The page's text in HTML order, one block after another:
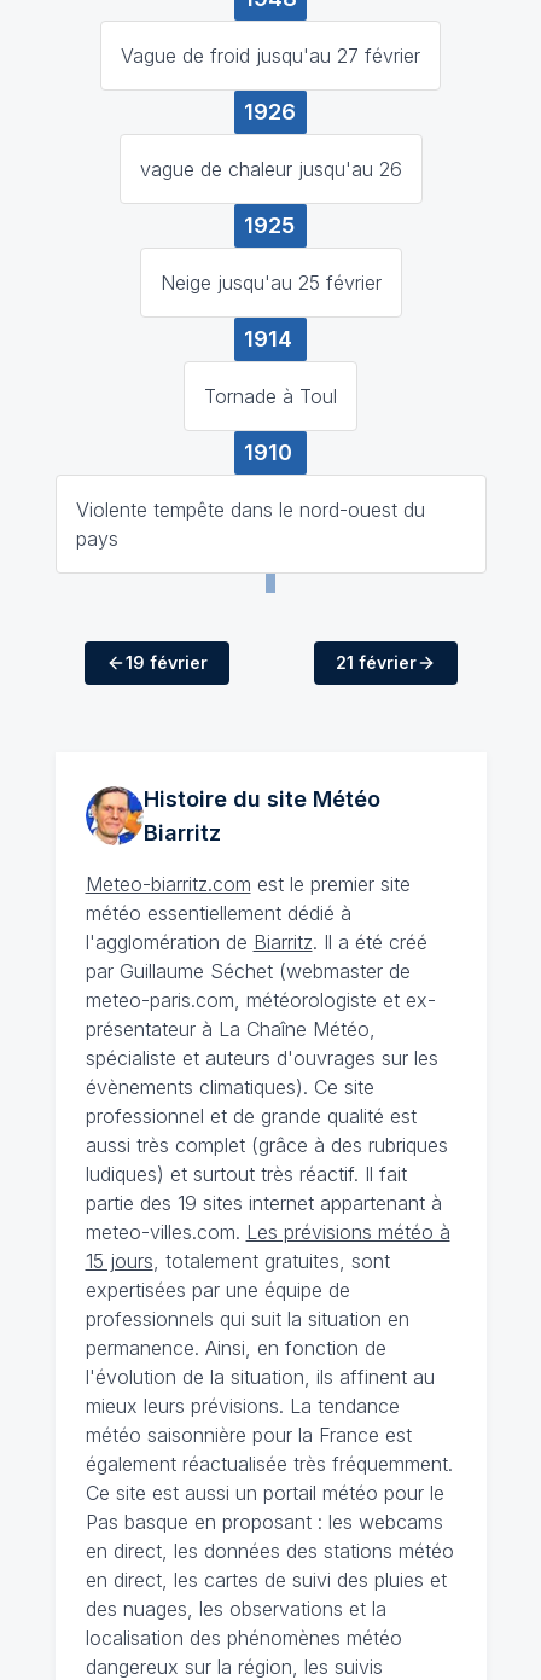
Vague de froid jusqu'au 27 février
1926
vague de chaleur jusqu'au 26
1925
Neige jusqu'au 25 février
1914
Tornade à Toul
1910
Violente tempête dans le nord-ouest du
pays
19 février 21 février
Histoire du site Météo
Biarritz
Meteo-biarritz.com est le premier site
météo essentiellement dédié à
l'agglomération de Biarritz. Il a été créé
par Guillaume Séchet (webmaster de
meteo-paris.com, météorologiste et ex-
présentateur à La Chaîne Météo,
spécialiste et auteurs d'ouvrages sur les
évènements climatiques). Ce site
professionnel et de grande qualité est
aussi très complet (grâce à des rubriques
ludiques) et surtout très réactif. Il fait
partie des 19 sites internet appartenant à
meteo-villes.com. Les prévisions météo à
15 jours , totalement gratuites, sont
expertisées par une équipe de
professionnels qui suit la situation en
permanence. Ainsi, en fonction de
l'évolution de la situation, ils affinent au
mieux leurs prévisions. La tendance
météo saisonnière pour la France est
également réactualisée très fréquemment.
Ce site est aussi un portail météo pour le
Pas basque en proposant : les webcams
en direct, les données des stations météo
en direct, les cartes de suivi des pluies et
des nuages, les observations et la
localisation des phénomènes météo
dangereux sur la région, les suivis